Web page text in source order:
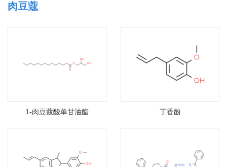
肉豆蔻
1-肉豆蔻酸单甘油酯 丁香酚